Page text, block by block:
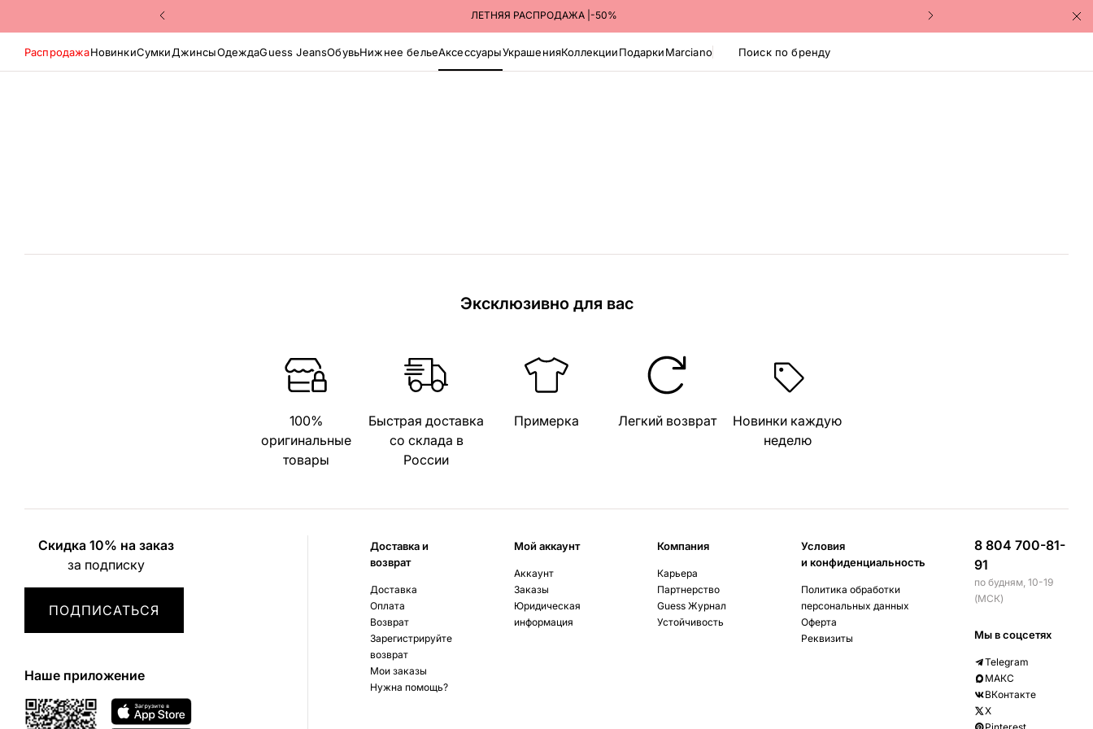
ЛЕТНЯЯ РАСПРОДАЖА |-50%
Поиск по бренду
РаспродажаНовинкиСумкиДжинсыОдеждаGuess JeansОбувьНижнее бельеАксессуарыУкрашенияКоллекцииПодаркиMarciano
Эксклюзивно для вас
100%
оригинальные
товары
Быстрая доставка
со склада в
России
Примерка Легкий возврат
Новинки каждую
неделю
Скидка 10% на заказ
за подписку
ПОДПИСАТЬСЯ
Наше приложение
Доставка и
возврат
Доставка
Оплата
Возврат
Зарегистрируйте
возврат
Мои заказы
Нужна помощь?
Мой аккаунт
Аккаунт
Заказы
Юридическая
информация
Компания
Карьера
Партнерство
Guess Журнал
Устойчивость
Условия
и конфиденциальность
Политика обработки
персональных данных
Оферта
Реквизиты
8 804 700-81-
91
по будням, 10-19
(МСК)
Мы в соцсетях
Telegram
МАКС
ВКонтакте
X